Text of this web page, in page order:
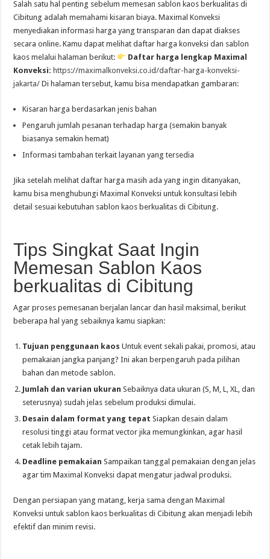
Salah satu hal penting sebelum memesan sablon kaos berkualitas di
Cibitung adalah memahami kisaran biaya. Maximal Konveksi
menyediakan informasi harga yang transparan dan dapat diakses
secara online. Kamu dapat melihat daftar harga konveksi dan sablon
kaos melalui halaman berikut:
Daftar harga lengkap Maximal
Konveksi: https://maximalkonveksi.co.id/daftar-harga-konveksi-
jakarta/ Di halaman tersebut, kamu bisa mendapatkan gambaran:
Kisaran harga berdasarkan jenis bahan
Pengaruh jumlah pesanan terhadap harga (semakin banyak
biasanya semakin hemat)
Informasi tambahan terkait layanan yang tersedia
Jika setelah melihat daftar harga masih ada yang ingin ditanyakan,
kamu bisa menghubungi Maximal Konveksi untuk konsultasi lebih
detail sesuai kebutuhan sablon kaos berkualitas di Cibitung.
Tips Singkat Saat Ingin
Memesan Sablon Kaos
berkualitas di Cibitung
Agar proses pemesanan berjalan lancar dan hasil maksimal, berikut
beberapa hal yang sebaiknya kamu siapkan:
Tujuan penggunaan kaos Untuk event sekali pakai, promosi, atau
pemakaian jangka panjang? Ini akan berpengaruh pada pilihan
bahan dan metode sablon.
Jumlah dan varian ukuran Sebaiknya data ukuran (S, M, L, XL, dan
seterusnya) sudah jelas sebelum produksi dimulai.
Desain dalam format yang tepat Siapkan desain dalam
resolusi tinggi atau format vector jika memungkinkan, agar hasil
cetak lebih tajam.
Deadline pemakaian Sampaikan tanggal pemakaian dengan jelas
agar tim Maximal Konveksi dapat mengatur jadwal produksi.
Dengan persiapan yang matang, kerja sama dengan Maximal
Konveksi untuk sablon kaos berkualitas di Cibitung akan menjadi lebih
efektif dan minim revisi.